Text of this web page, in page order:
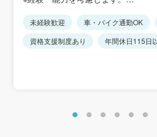
◎車通勤ok。
※社員の大半は車通勤です。
超過分は別途支給。
＜想定年収＞
万1000円、みなし残業手当3万5000
未経験歓迎 車・バイク通勤OK
資格支援制度あり
年間休日115日